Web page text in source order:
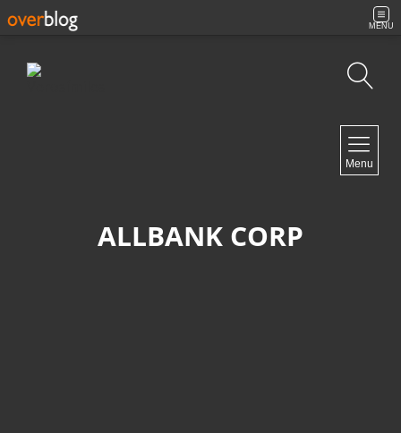
MENU
Menu
ALLBANK CORP